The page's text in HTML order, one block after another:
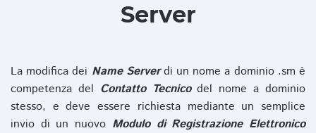
Server
La modifica dei Name Serverdi un nome a dominio .sm è
competenza del Contatto Tecnicodel nome a dominio
stesso, e deve essere richiesta mediante un semplice
invio di un nuovo Modulo di Registrazione Elettronico